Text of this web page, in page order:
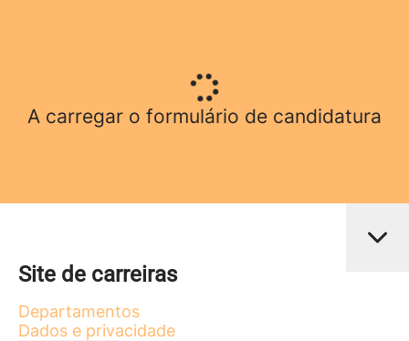
A carregar o formulário de candidatura
Site de carreiras
Departamentos
Dados e privacidade